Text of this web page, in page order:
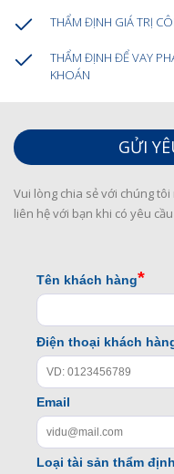
THẨM ĐỊNH GIÁ TRỊ
THẨM ĐỊNH ĐỂ VAY
KHOÁN
GỬI
Vui lòng chia sẻ với chúng
liên hệ với bạn khi có yêu cầu